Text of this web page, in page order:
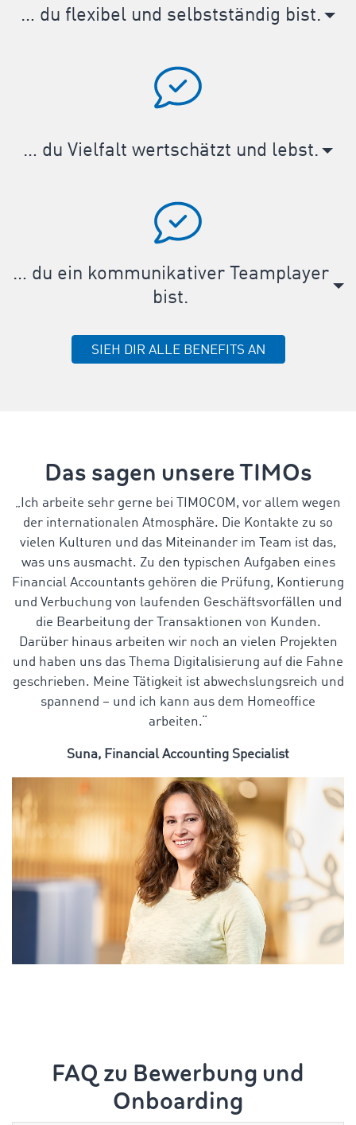
… du flexibel und selbstständig bist.
… du Vielfalt wertschätzt und lebst.
… du ein kommunikativer Teamplayer
bist.
SIEH DIR ALLE BENEFITS AN
Das sagen unsere TIMOs
„Ich arbeite sehr gerne bei TIMOCOM, vor allem wegen
der internationalen Atmosphäre. Die Kontakte zu so
vielen Kulturen und das Miteinander im Team ist das,
was uns ausmacht. Zu den typischen Aufgaben eines
Financial Accountants gehören die Prüfung, Kontierung
und Verbuchung von laufenden Geschäftsvorfällen und
die Bearbeitung der Transaktionen von Kunden.
Darüber hinaus arbeiten wir noch an vielen Projekten
und haben uns das Thema Digitalisierung auf die Fahne
geschrieben. Meine Tätigkeit ist abwechslungsreich und
spannend – und ich kann aus dem Homeoffice
arbeiten.“
Suna, Financial Accounting Specialist
FAQ zu Bewerbung und
Onboarding